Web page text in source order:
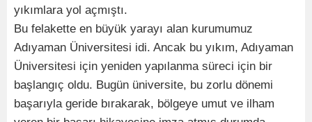
yıkımlara yol açmıştı.
Bu felakette en büyük yarayı alan kurumumuz
Adıyaman Üniversitesi idi. Ancak bu yıkım, Adıyaman
Üniversitesi için yeniden yapılanma süreci için bir
başlangıç oldu. Bugün üniversite, bu zorlu dönemi
başarıyla geride bırakarak, bölgeye umut ve ilham